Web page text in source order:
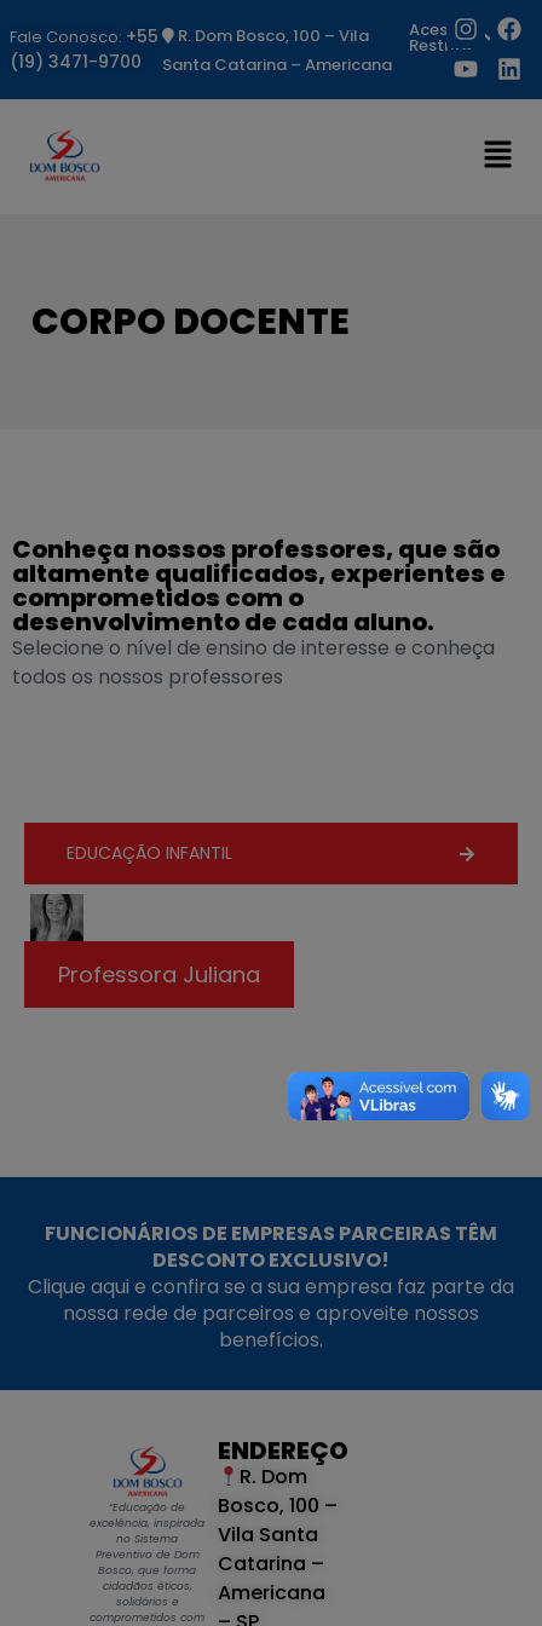
Fale Conosco: +55
(19) 3471-9700
R. Dom Bosco, 100 – Vila
Santa Catarina – Americana
Acesso
Restrito
CORPO DOCENTE
Conheça nossos professores, que são
altamente qualificados, experientes e
comprometidos com o
desenvolvimento de cada aluno.
Selecione o nível de ensino de interesse e conheça
todos os nossos professores
EDUCAÇÃO INFANTIL
Professora Juliana
FUNCIONÁRIOS DE EMPRESAS PARCEIRAS TÊM
DESCONTO EXCLUSIVO!
Clique aqui e confira se a sua empresa faz parte da
nossa rede de parceiros e aproveite nossos
benefícios.
“Educação de
excelência, inspirada
no Sistema
Preventivo de Dom
Bosco, que forma
cidadãos éticos,
solidários e
comprometidos com
ENDEREÇO
R. Dom
Bosco, 100 –
Vila Santa
Catarina –
Americana